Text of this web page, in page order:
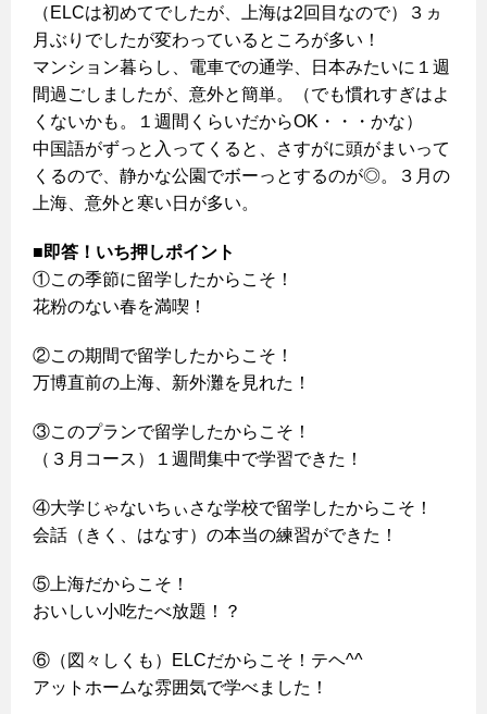
（ELCは初めてでしたが、上海は2回目なので）３ヵ
月ぶりでしたが変わっているところが多い！
マンション暮らし、電車での通学、日本みたいに１週
間過ごしましたが、意外と簡単。（でも慣れすぎはよ
くないかも。１週間くらいだからOK・・・かな）
中国語がずっと入ってくると、さすがに頭がまいって
くるので、静かな公園でボーっとするのが◎。３月の
上海、意外と寒い日が多い。
■即答！いち押しポイント
①この季節に留学したからこそ！
花粉のない春を満喫！
②この期間で留学したからこそ！
万博直前の上海、新外灘を見れた！
③このプランで留学したからこそ！
（３月コース）１週間集中で学習できた！
④大学じゃないちぃさな学校で留学したからこそ！
会話（きく、はなす）の本当の練習ができた！
⑤上海だからこそ！
おいしい小吃たべ放題！？
⑥（図々しくも）ELCだからこそ！テヘ^^
アットホームな雰囲気で学べました！